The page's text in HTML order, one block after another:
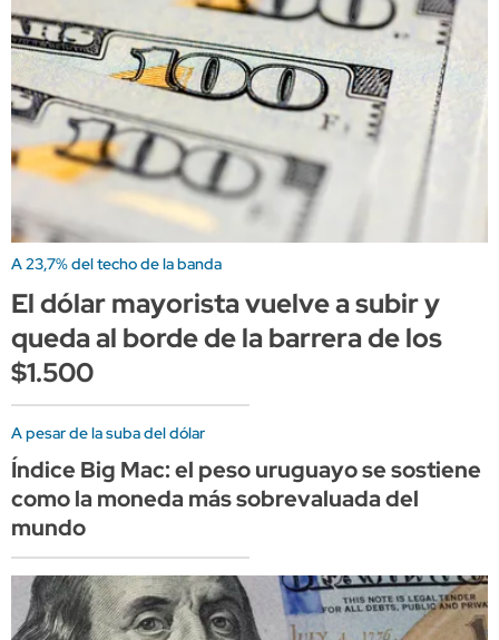
A 23,7% del techo de la banda
El dólar mayorista vuelve a subir y
queda al borde de la barrera de los
$1.500
A pesar de la suba del dólar
Índice Big Mac: el peso uruguayo se sostiene
como la moneda más sobrevaluada del
mundo